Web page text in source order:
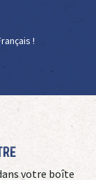
!
votre boîte